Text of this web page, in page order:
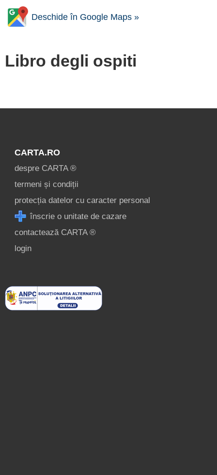
Deschide în Google Maps »
Libro degli ospiti
CARTA.RO
despre CARTA ®
termeni și condiții
protecția datelor cu caracter personal
înscrie o unitate de cazare
contactează CARTA ®
login